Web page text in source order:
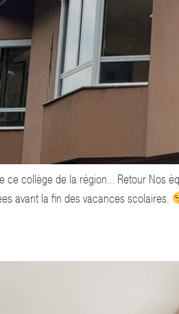
ce collège de la région… Retour Nos
avant la fin des vacances scolaires.